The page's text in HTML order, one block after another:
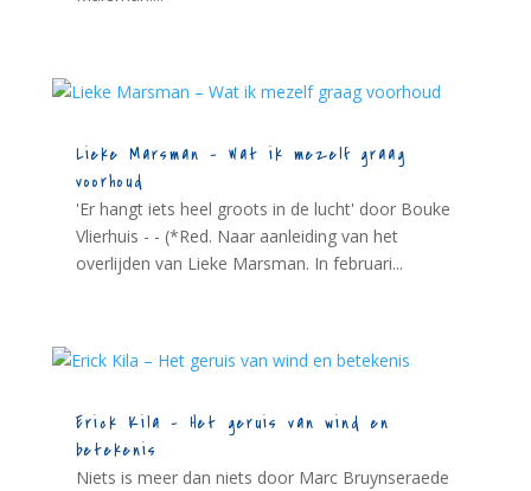
Lieke Marsman – Wat ik mezelf graag
voorhoud
'Er hangt iets heel groots in de lucht' door Bouke
Vlierhuis - - (*Red. Naar aanleiding van het
overlijden van Lieke Marsman. In februari...
Erick Kila – Het geruis van wind en
betekenis
Niets is meer dan niets door Marc Bruynseraede